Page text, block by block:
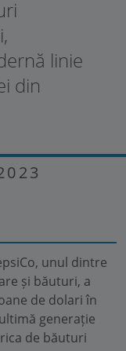
linie
din
unul dintre
și băuturi, a
de dolari în
generație
de băuturi